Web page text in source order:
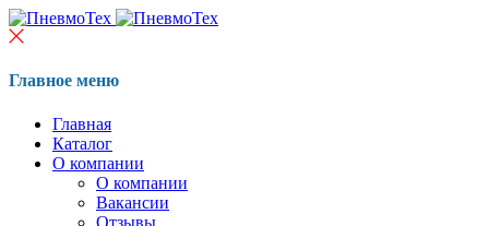
Главное меню
Главная
Каталог
О компании
О компании
Вакансии
Отзывы